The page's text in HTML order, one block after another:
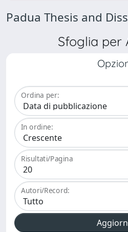
Padua Thesis and
Sfoglia per
Ordina per:
In ordine:
Risultati/Pagina
Autori/Record: